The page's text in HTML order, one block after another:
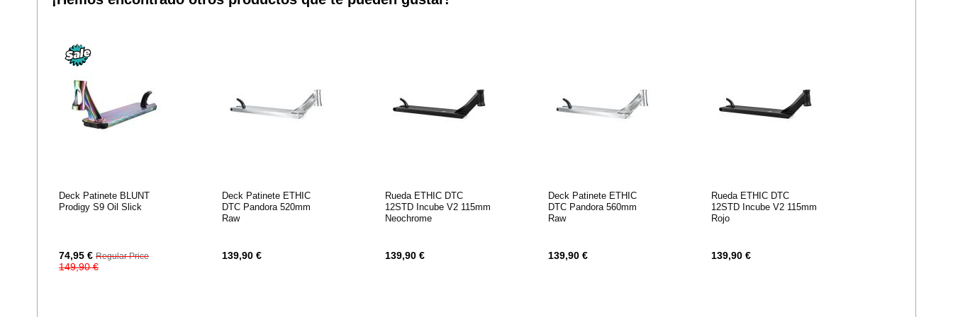
Deck Patinete BLUNT
Prodigy S9 Oil Slick
Special
Price
74,95 € Regular Price
149,90 €
Deck Patinete ETHIC
DTC Pandora 520mm
Raw
139,90 €
Rueda ETHIC DTC
12STD Incube V2 115mm
Neochrome
139,90 €
Deck Patinete ETHIC
DTC Pandora 560mm
Raw
139,90 €
Rueda ETHIC DTC
12STD Incube V2 115mm
Rojo
139,90 €